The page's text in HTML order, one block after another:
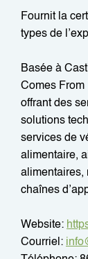
Fournit la
types de
Basée à
Comes From
offrant des
solutions
services de
alimentaire,
alimentaires,
chaînes
‍Website:
Courriel: